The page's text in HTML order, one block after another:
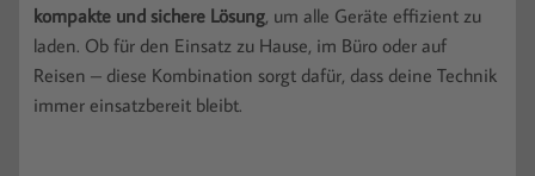
kompakte und sichere Lösung, um alle Geräte effizient zu
laden. Ob für den Einsatz zu Hause, im Büro oder auf
Reisen – diese Kombination sorgt dafür, dass deine Technik
immer einsatzbereit bleibt.